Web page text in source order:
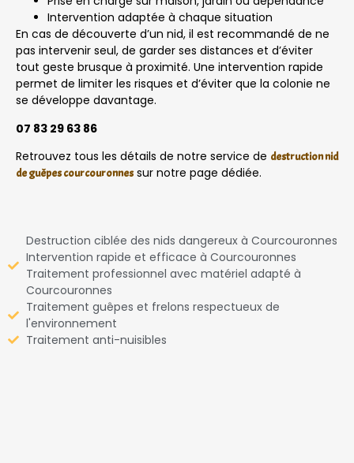
Intervention adaptée à chaque situation
En cas de découverte d’un nid, il est recommandé de ne
pas intervenir seul, de garder ses distances et d’éviter
tout geste brusque à proximité. Une intervention rapide
permet de limiter les risques et d’éviter que la colonie ne
se développe davantage.
07 83 29 63 86
Retrouvez tous les détails de notre service de destruction nid
de guêpes courcouronnessur notre page dédiée.
Destruction ciblée des nids dangereux à Courcouronnes
Intervention rapide et efficace à Courcouronnes
Traitement professionnel avec matériel adapté à
Courcouronnes
Traitement guêpes et frelons respectueux de
l'environnement
Traitement anti-nuisibles